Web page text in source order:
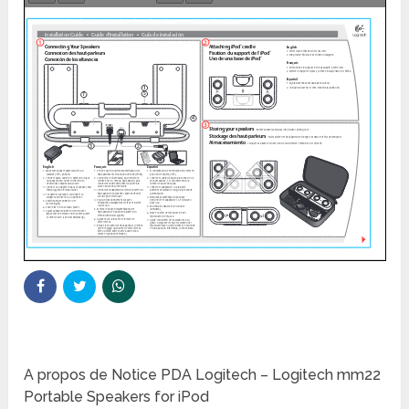
A propos de Notice PDA Logitech – Logitech mm22
Portable Speakers for iPod